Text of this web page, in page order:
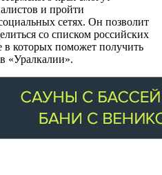
и пройти
сетях. Он позволит
со списком российских
в которых поможет получить
«Уралкалии».